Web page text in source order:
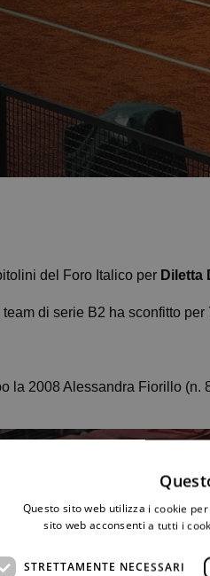
del Foro Italico per Diletta
di serie B2 ha sconfitto
la 2008 Alessandra Fiorillo
Questo sito web utilizza i cookie
sito web acconsenti a tutti i
STRETTAMENTE NECESSARI